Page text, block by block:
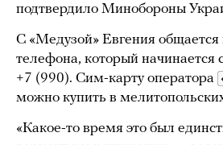
подтвердило Минобороны
С «Медузой» Евгения
телефона, который начинается
+7 (990). Сим-карту оператора
можно купить в
«Какое-то время это был